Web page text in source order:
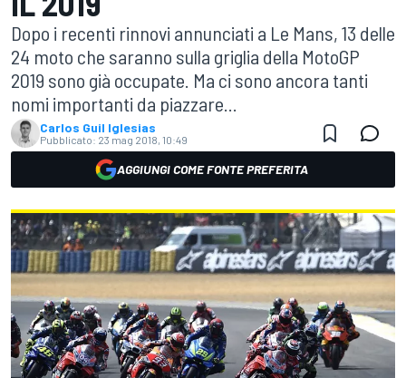
Dopo i recenti rinnovi annunciati a Le Mans, 13 delle
24 moto che saranno sulla griglia della MotoGP
2019 sono già occupate. Ma ci sono ancora tanti
nomi importanti da piazzare...
Carlos Guil Iglesias
Pubblicato: 23 mag 2018, 10:49
AGGIUNGI COME FONTE PREFERITA